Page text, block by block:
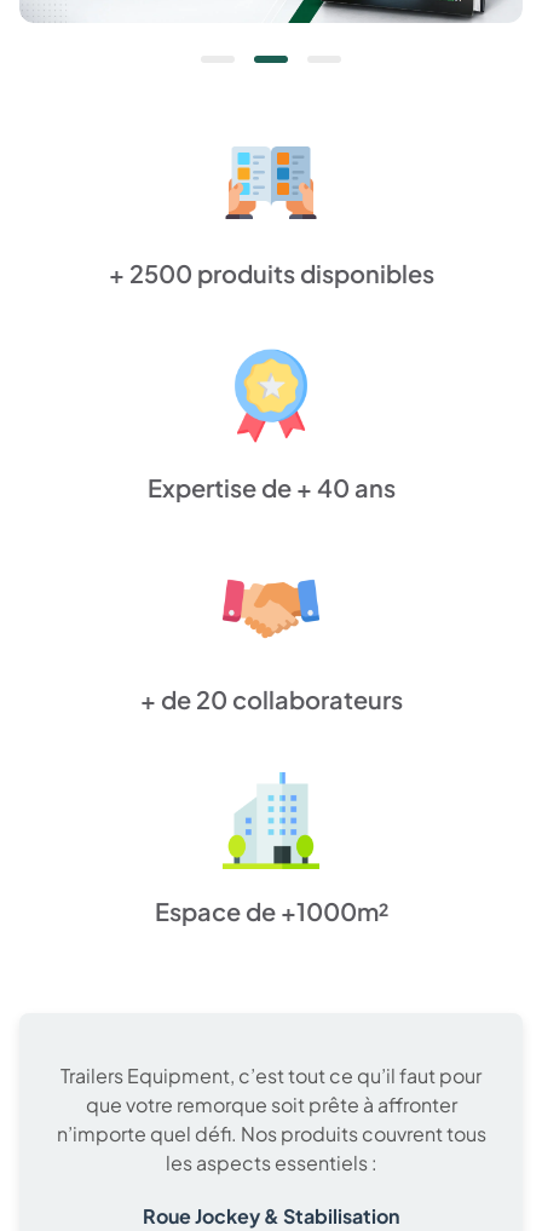
+ 2500 produits disponibles
Expertise de + 40 ans
+ de 20 collaborateurs
Espace de +1000m²
Trailers Equipment, c’est tout ce qu’il faut pour
que votre remorque soit prête à affronter
n’importe quel défi. Nos produits couvrent tous
les aspects essentiels :
Roue Jockey & Stabilisation